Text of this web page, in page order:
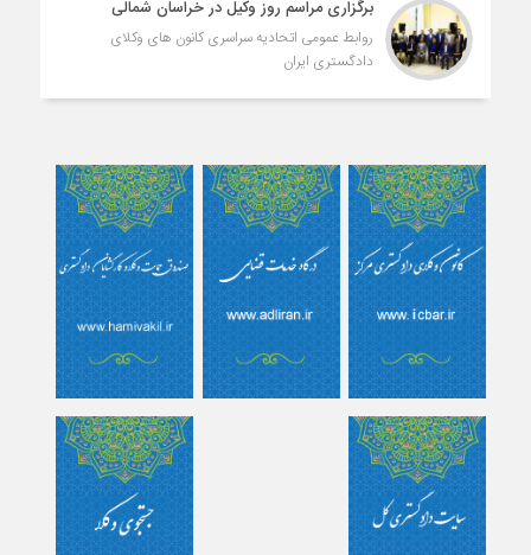
برگزاری مراسم روز وکیل در خراسان شمالی
روابط عمومی اتحادیه سراسری کانون های وکلای
دادگستری ایران